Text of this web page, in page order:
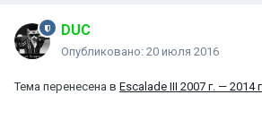
DUC
Опубликовано: 20 июля 2016
Тема перенесена в Escalade III 2007 г. — 2014